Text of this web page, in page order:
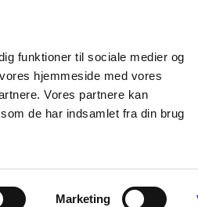
funktioner til sociale medier og
hjemmeside med vores
Vores partnere kan
de har indsamlet fra din brug
Marketing
Om os Kontakt Udgivelser
og salg af
Medicinsk